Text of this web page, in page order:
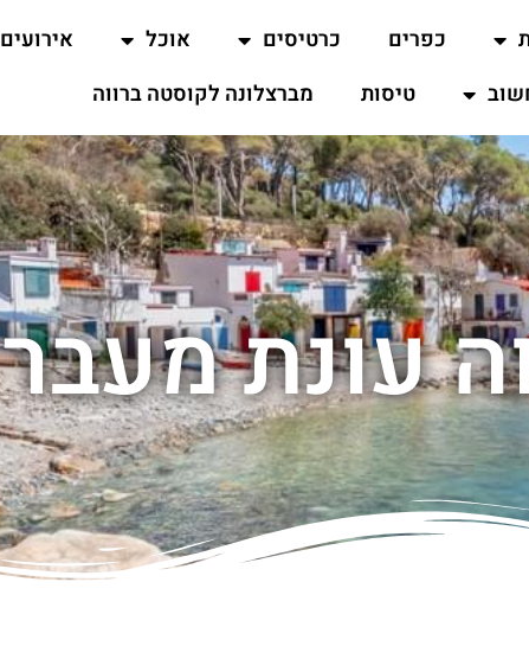
כפרים כרטיסים אוכל
אירועים
טיסות מברצלונה לקוסטה ברווה
עונת מעבר